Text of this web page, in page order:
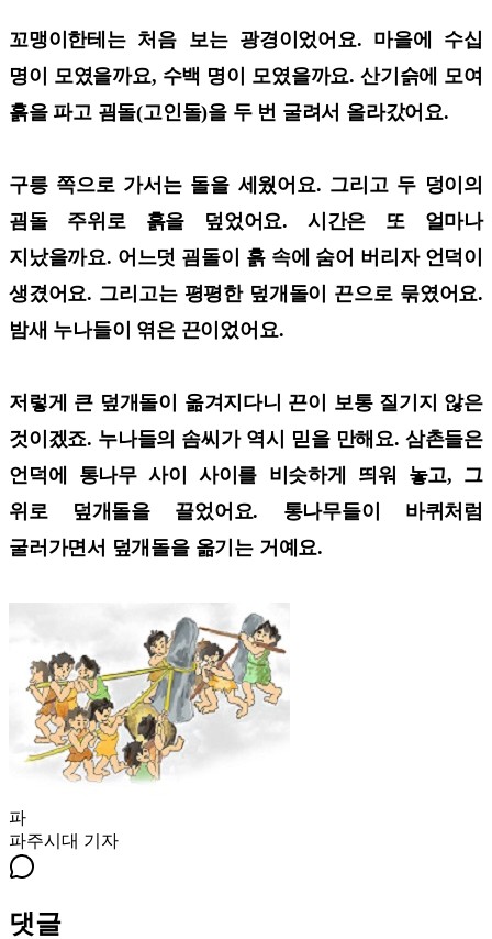
꼬맹이한테는 처음 보는 광경이었어요. 마을에 수십
명이 모였을까요, 수백 명이 모였을까요. 산기슭에 모여
흙을 파고 굄돌(고인돌)을 두 번 굴려서 올라갔어요.
구릉 쪽으로 가서는 돌을 세웠어요. 그리고 두 덩이의
굄돌 주위로 흙을 덮었어요. 시간은 또 얼마나
지났을까요. 어느덧 굄돌이 흙 속에 숨어 버리자 언덕이
생겼어요. 그리고는 평평한 덮개돌이 끈으로 묶였어요.
밤새 누나들이 엮은 끈이었어요.
저렇게 큰 덮개돌이 옮겨지다니 끈이 보통 질기지 않은
것이겠죠. 누나들의 솜씨가 역시 믿을 만해요. 삼촌들은
언덕에 통나무 사이 사이를 비슷하게 띄워 놓고, 그
위로 덮개돌을 끌었어요. 통나무들이 바퀴처럼
굴러가면서 덮개돌을 옮기는 거예요.
파
파주시대 기자
댓글